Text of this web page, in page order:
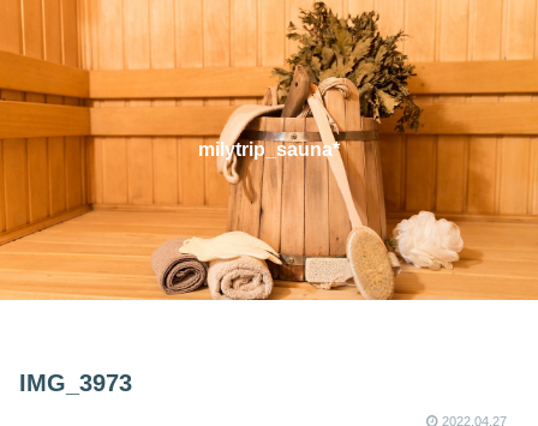
milytrip_sauna*
IMG_3973
2022.04.27